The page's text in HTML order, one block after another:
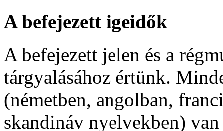
A befejezett igeidők
A befejezett jelen és a
tárgyalásához értünk.
(németben, angolban,
skandináv nyelvekben)